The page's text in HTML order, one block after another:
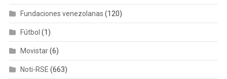
Fundaciones venezolanas (120)
Fútbol (1)
Movistar(6)
Noti-RSE (663)